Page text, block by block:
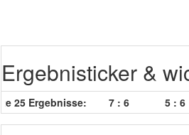
Ergebnisticker &
25 Ergebnisse: 7 : 6 5 : 6